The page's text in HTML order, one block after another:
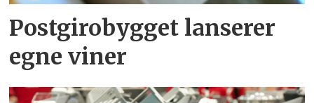
Postgirobygget lanserer
egne viner